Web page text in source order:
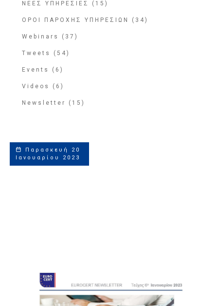
ΝΕΕΣ ΥΠΗΡΕΣΙΕΣ (15)
ΟΡΟΙ ΠΑΡΟΧΗΣ ΥΠΗΡΕΣΙΩΝ (34)
Webinars (37)
Tweets (54)
Events (6)
Videos (6)
Newsletter (15)
Παρασκευή 20
Ιανουαρίου 2023